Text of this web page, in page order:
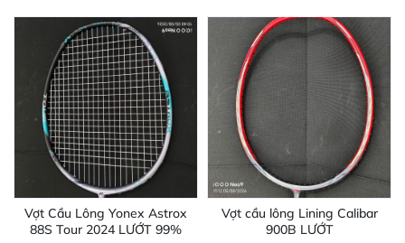
Vợt Cầu Lông Yonex Astrox
88S Tour 2024 LƯỚT 99%
Vợt cầu lông Lining Calibar
900B LƯỚT